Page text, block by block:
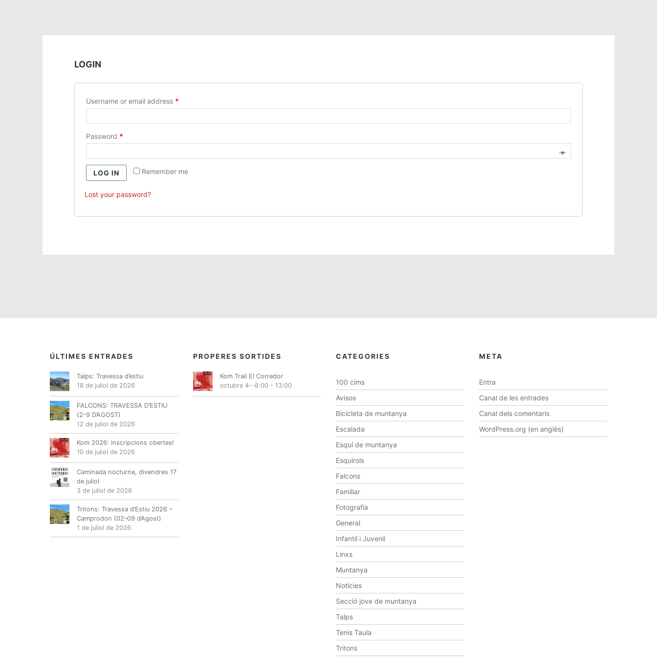
LOGIN
Username or email address *
Password *
Remember me
LOG IN
Lost your password?
ÚLTIMES ENTRADES
Talps: Travessa d’estiu
18 de juliol de 2026
FALCONS: TRAVESSA D’ESTIU
(2-9 D’AGOST)
12 de juliol de 2026
Kom 2026: inscripcions obertes!
10 de juliol de 2026
Caminada nocturna, divendres 17
de juliol
3 de juliol de 2026
Tritons: Travessa d’Estiu 2026 –
Camprodon (02–09 d’Agost)
1 de juliol de 2026
PROPERES SORTIDES
Kom Trail El Corredor
octubre 4--8:00- 13:00
CATEGORIES
100 cims
Avisos
Bicicleta de muntanya
Escalada
Esquí de muntanya
Esquirols
Falcons
Familiar
Fotografía
General
Infantil i Juvenil
Linxs
Muntanya
Notícies
Secció jove de muntanya
Talps
Tenis Taula
Tritons
META
Entra
Canal de les entrades
Canal dels comentaris
WordPress.org (en anglès)